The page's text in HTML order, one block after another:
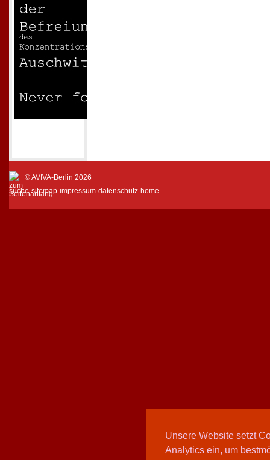
Unsere Website setzt
Analytics ein, um
© AVIVA-Berlin 2026
suche sitemap impressum datenschutz home